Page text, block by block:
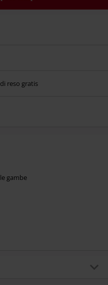
sconto verrà applicato
Sono esclusi dalla
Broilers, Die Ärzte, Die Toten
e gli articoli che includono una
reso gratis
gambe